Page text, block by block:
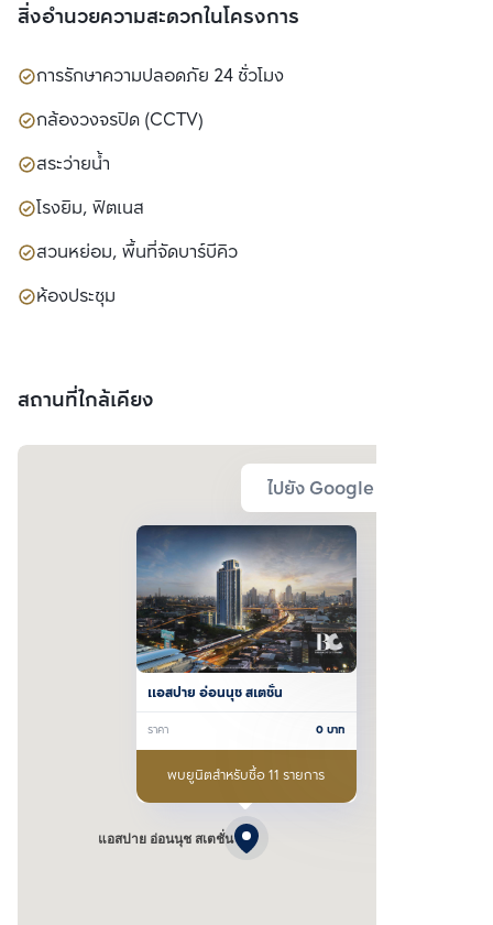
สิ่งอำนวยความสะดวกในโครงการ
การรักษาความปลอดภัย 24 ชั่วโมง
กล้องวงจรปิด (CCTV)
สระว่ายน้ำ
โรงยิม, ฟิตเนส
สวนหย่อม, พื้นที่จัดบาร์บีคิว
ห้องประชุม
สถานที่ใกล้เคียง
ไปยัง Google Map
แอสปาย อ่อนนุช สเตชั่น
แอสปาย อ่อนนุช สเตชั่น
ราคา 0บาท
พบยูนิตสำหรับซื้อ 11 รายการ